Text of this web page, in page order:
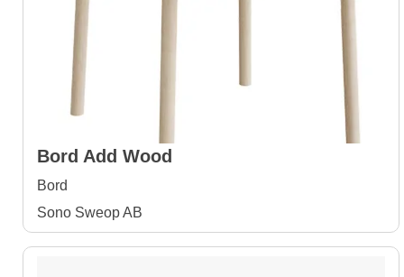
Bord Add Wood
Bord
Sono Sweop AB